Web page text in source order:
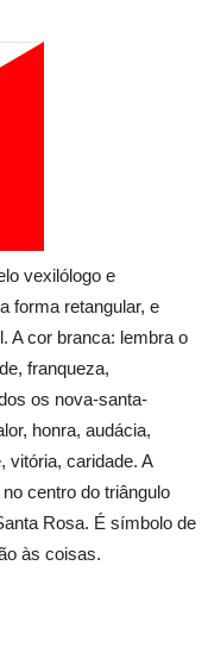
vexilólogo e
forma retangular, e
A cor branca: lembra o
franqueza,
os nova-santa-
honra, audácia,
vitória, caridade. A
centro do triângulo
Rosa. É símbolo de
às coisas.